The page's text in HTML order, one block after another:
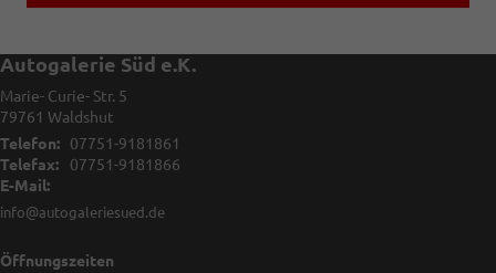
Autogalerie Süd e.K.
Marie- Curie- Str. 5
79761 Waldshut
Telefon:
07751-9181861
Telefax:
07751-9181866
E-Mail:
info@autogaleriesued.de
Öffnungszeiten